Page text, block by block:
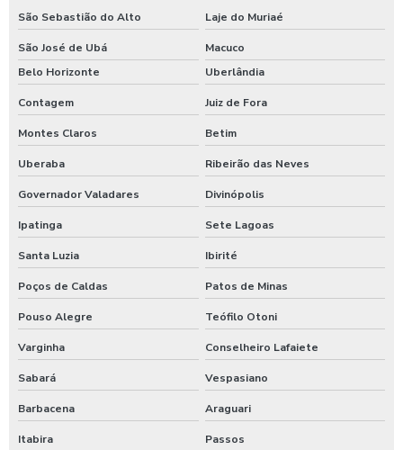
Lavagem de veículos pesados
Limpa sider
Limpeza de máquinas pesadas
Limpeza de trator
Maquina para higienização de carros
Maquina de higienização de veiculos
Máquina de jogar produtos automotivos
Máquina de jogar produtos químicos
Máquina de jogar sabão
Maquina de jogar sabao para carros
Maquina de lavar caminhão de água quente
São Sebastião do Alto Laje do Muriaé
São José de Ubá
Macuco
Belo Horizonte
Uberlândia
Contagem Juiz de Fora
Montes Claros Betim
Uberaba Ribeirão das Neves
Governador Valadares Divinópolis
Ipatinga Sete Lagoas
Santa Luzia Ibirité
Poços de Caldas Patos de Minas
Pouso Alegre Teófilo Otoni
Varginha Conselheiro Lafaiete
Sabará Vespasiano
Barbacena Araguari
Itabira Passos